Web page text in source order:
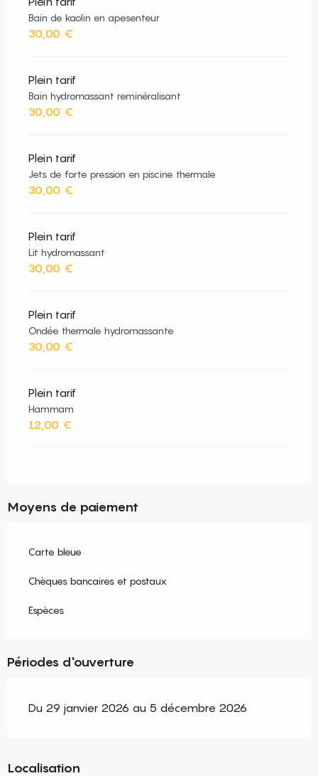
Bain de kaolin en apesenteur
30,00 €
Plein tarif
Bain hydromassant reminéralisant
30,00 €
Plein tarif
Jets de forte pression en piscine thermale
30,00 €
Plein tarif
Lit hydromassant
30,00 €
Plein tarif
Ondée thermale hydromassante
30,00 €
Plein tarif
Hammam
12,00 €
Moyens de paiement
Carte bleue
Chèques bancaires et postaux
Espèces
Périodes d'ouverture
Du 29 janvier 2026 au 5 décembre 2026
Localisation